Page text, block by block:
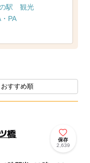
駅
観光
PA
橋
保存
2,639